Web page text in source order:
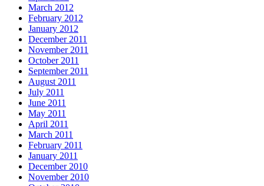
March 2012
February 2012
January 2012
December 2011
November 2011
October 2011
September 2011
August 2011
July 2011
June 2011
May 2011
April 2011
March 2011
February 2011
January 2011
December 2010
November 2010